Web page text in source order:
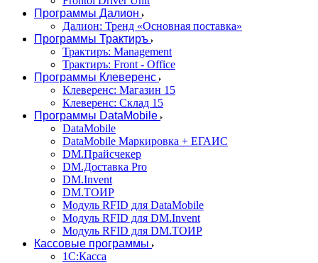
Программы Далион
Далион: Тренд «Основная поставка»
Программы Трактиръ
Трактиръ: Management
Трактиръ: Front - Office
Программы Клеверенс
Клеверенс: Магазин 15
Клеверенс: Склад 15
Программы DataMobile
DataMobile
DataMobile Маркировка + ЕГАИС
DM.Прайсчекер
DM.Доставка Pro
DM.Invent
DM.ТОИР
Модуль RFID для DataMobile
Модуль RFID для DM.Invent
Модуль RFID для DM.ТОИР
Кассовые программы
1С:Касса